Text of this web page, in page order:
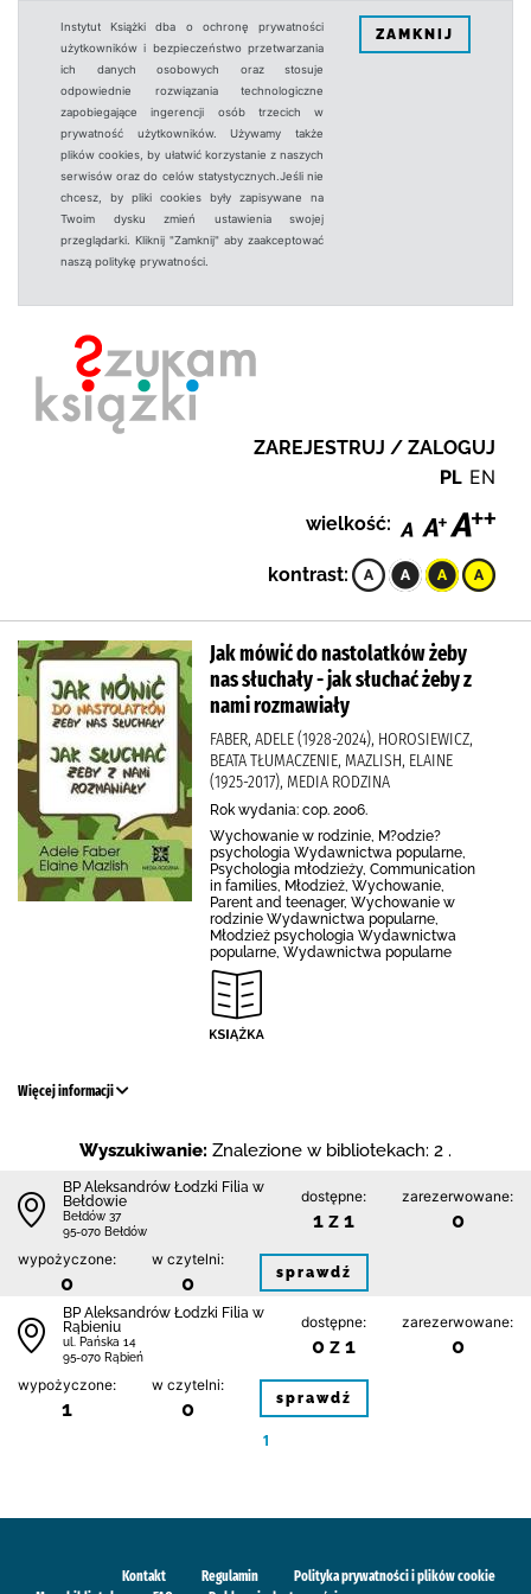
Instytut Książki dba o ochronę prywatności
użytkowników i bezpieczeństwo przetwarzania
ich danych osobowych oraz stosuje
odpowiednie rozwiązania technologiczne
zapobiegające ingerencji osób trzecich w
prywatność użytkowników. Używamy także
plików cookies, by ułatwić korzystanie z naszych
serwisów oraz do celów statystycznych.Jeśli nie
chcesz, by pliki cookies były zapisywane na
Twoim dysku zmień ustawienia swojej
przeglądarki. Kliknij "Zamknij" aby zaakceptować
naszą politykę prywatności.
ZAMKNIJ
ZAREJESTRUJ / ZALOGUJ
PL EN
wielkość:
kontrast:
Jak mówić do nastolatków żeby
nas słuchały - jak słuchać żeby z
nami rozmawiały
FABER, ADELE (1928-2024), HOROSIEWICZ,
BEATA TŁUMACZENIE, MAZLISH, ELAINE
(1925-2017), MEDIA RODZINA
Rok wydania: cop. 2006.
Wychowanie w rodzinie, M?odzie?
psychologia Wydawnictwa popularne,
Psychologia młodzieży, Communication
in families, Młodzież, Wychowanie,
Parent and teenager, Wychowanie w
rodzinie Wydawnictwa popularne,
Młodzież psychologia Wydawnictwa
popularne, Wydawnictwa popularne
Więcej informacji
Wyszukiwanie: Znalezione w bibliotekach: 2 .
BP Aleksandrów Łodzki Filia w
Bełdowie
Bełdów 37
95-070 Bełdów
dostępne:
1 z 1
zarezerwowane:
0
wypożyczone:
0
w czytelni:
0 sprawdź
BP Aleksandrów Łodzki Filia w
Rąbieniu
ul. Pańska 14
95-070 Rąbień
dostępne:
0 z 1
zarezerwowane:
0
wypożyczone:
1
w czytelni:
0 sprawdź
1
Kontakt Regulamin
Polityka prywatności i plików cookie